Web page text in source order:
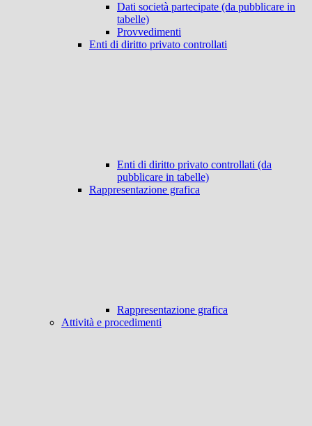
Dati società partecipate (da pubblicare in
tabelle)
Provvedimenti
Enti di diritto privato controllati
Enti di diritto privato controllati (da
pubblicare in tabelle)
Rappresentazione grafica
Rappresentazione grafica
Attività e procedimenti